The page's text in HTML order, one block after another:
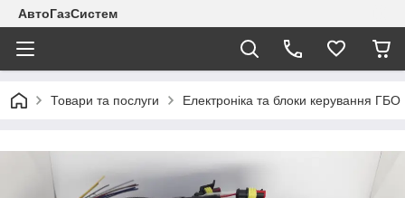
АвтоГазСистем
Товари та послуги Електроніка та блоки керування ГБО